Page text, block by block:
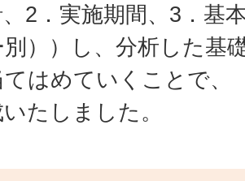
2．実施期間、3．基
別））し、分析した基
はめていくことで、
たしました。